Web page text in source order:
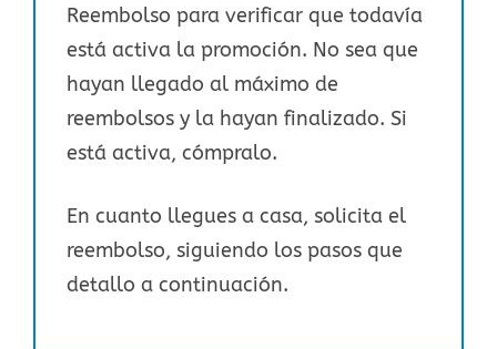
Reembolso para verificar que todavía
está activa la promoción. No sea que
hayan llegado al máximo de
reembolsos y la hayan finalizado. Si
está activa, cómpralo.
En cuanto llegues a casa, solicita el
reembolso, siguiendo los pasos que
detallo a continuación.